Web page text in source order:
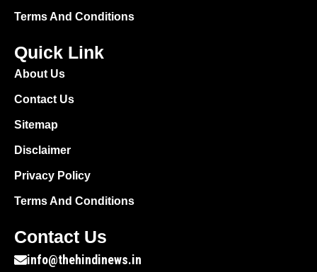
Terms And Conditions
Quick Link
About Us
Contact Us
Sitemap
Disclaimer
Privacy Policy
Terms And Conditions
Contact Us
info@thehindinews.in